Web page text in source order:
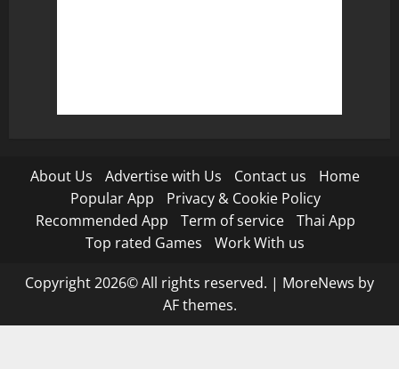
About Us Advertise with Us Contact us
Home
Popular App
Privacy & Cookie Policy
Recommended App
Term of service
Thai App
Top rated Games
Work With us
Copyright 2026© All rights reserved. | MoreNews by
AF themes.